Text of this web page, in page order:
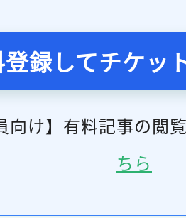
録してチケッ
向け】有料記事の閲
ちら